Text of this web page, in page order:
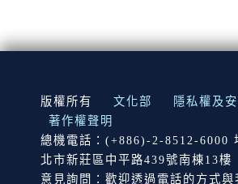
:::
版權所有 文化部
隱私權及
著作權聲明
總機電話：(+886)-2-8512-6000
北市新莊區中平路439號南棟13樓
意見詢問：歡迎透過電話的方式